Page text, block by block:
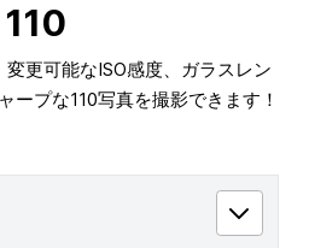
更可能なISO感度、ガラスレン
ープな110写真を撮影できます！